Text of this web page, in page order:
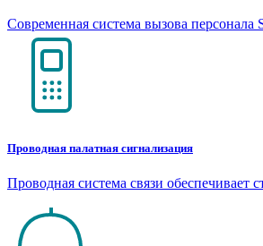
Современная система вызова персонала
Проводная палатная сигнализация
Проводная система связи